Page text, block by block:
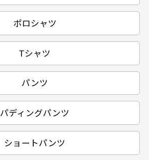
ポロシャツ
Tシャツ
パンツ
パディングパンツ
ショートパンツ